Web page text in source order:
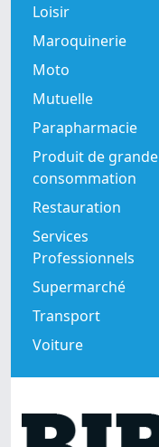
Loisir
Maroquinerie
Moto
Mutuelle
Parapharmacie
Produit de grande
consommation
Restauration
Services
Professionnels
Supermarché
Transport
Voiture